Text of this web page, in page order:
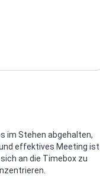
im Stehen abgehalten,
effektives Meeting
an die Timebox zu